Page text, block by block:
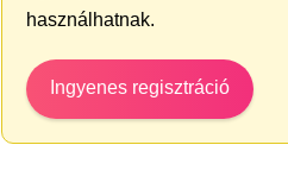
használhatnak.
Ingyenes regisztráció